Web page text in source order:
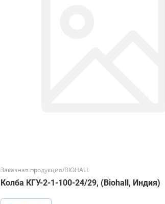
Заказная продукция/BIOHALL
Колба КГУ-2-1-100-24/29, (Biohall, Индия)